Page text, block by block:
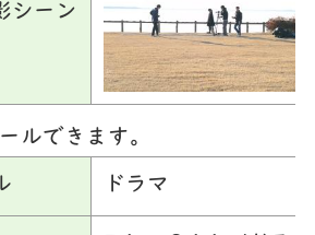
シーン
ルできます。
ドラマ